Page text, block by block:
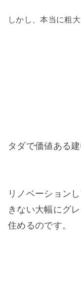
しかし、本当に粗
タダで価値ある
リノベーション
きない大幅にグ
住めるのです。